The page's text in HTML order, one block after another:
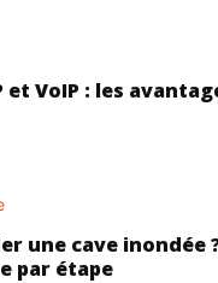
et VoIP : les
une cave inondée
par étape